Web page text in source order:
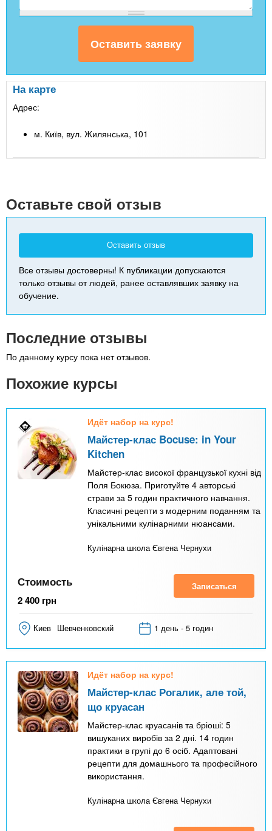
На карте
Адрес:
м. Київ, вул. Жилянська, 101
Оставьте свой отзыв
Оставить отзыв
Все отзывы достоверны! К публикации допускаются
только отзывы от людей, ранее оставлявших заявку на
обучение.
Последние отзывы
По данному курсу пока нет отзывов.
Похожие курсы
Идёт набор на курс!
Майстер-клас Bocuse: in Your
Kitchen
Майстер-клас високої французької кухні від
Поля Бокюза. Приготуйте 4 авторські
страви за 5 годин практичного навчання.
Класичні рецепти з модерним поданням та
унікальними кулінарними нюансами.
Кулінарна школа Євгена Чернухи
Стоимость
2 400 грн
Записаться
Киев Шевченковский 1 день - 5 годин
Идёт набор на курс!
Майстер-клас Рогалик, але той,
що круасан
Майстер-клас круасанів та бріоші: 5
вишуканих виробів за 2 дні. 14 годин
практики в групі до 6 осіб. Адаптовані
рецепти для домашнього та професійного
використання.
Кулінарна школа Євгена Чернухи